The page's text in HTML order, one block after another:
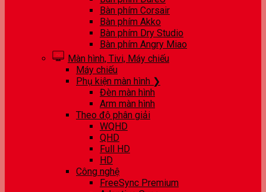
Bàn phím Corsair
Bàn phím Akko
Bàn phím Dry Studio
Bàn phím Angry Miao
Màn hình, Tivi, Máy chiếu
Máy chiếu
Phụ kiện màn hình ❯
Đèn màn hình
Arm màn hình
Theo độ phân giải
WQHD
QHD
Full HD
HD
Công nghệ
FreeSync Premium